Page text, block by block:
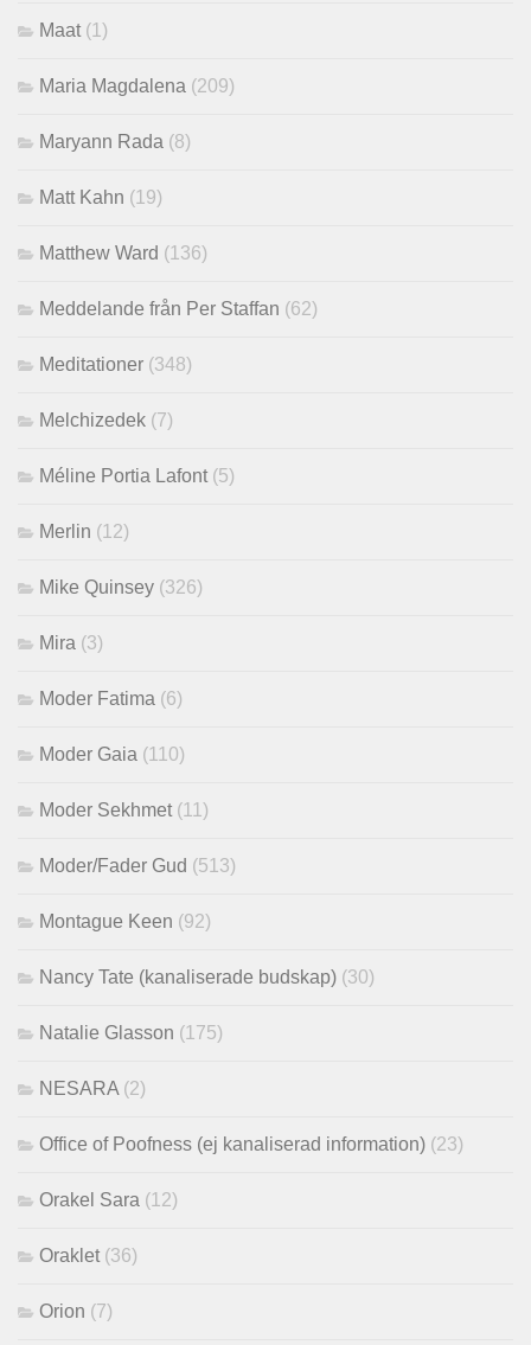
Maat(1)
Maria Magdalena (209)
Maryann Rada (8)
Matt Kahn (19)
Matthew Ward (136)
Meddelande från Per Staffan (62)
Meditationer (348)
Melchizedek (7)
Méline Portia Lafont(5)
Merlin (12)
Mike Quinsey (326)
Mira (3)
Moder Fatima (6)
Moder Gaia (110)
Moder Sekhmet(11)
Moder/Fader Gud (513)
Montague Keen (92)
Nancy Tate (kanaliserade budskap) (30)
Natalie Glasson (175)
NESARA(2)
Office of Poofness (ej kanaliserad information) (23)
Orakel Sara (12)
Oraklet(36)
Orion (7)